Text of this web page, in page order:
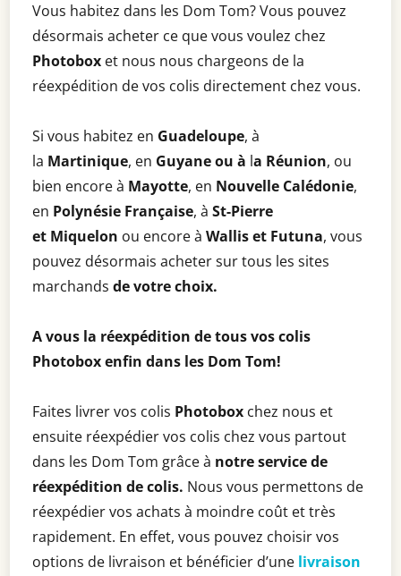
Vous habitez dans les Dom Tom? Vous pouvez
désormais acheter ce que vous voulez chez
Photobox et nous nous chargeons de la
réexpédition de vos colis directement chez vous.
Si vous habitez en Guadeloupe, à
la Martinique, en Guyane ou à la Réunion, ou
bien encore à Mayotte, en Nouvelle Calédonie,
en Polynésie Française, àSt-Pierre
et Miquelon ou encore àWallis et Futuna, vous
pouvez désormais acheter sur tous les sites
marchands de votre choix.
A vous la réexpédition de tous vos colis
Photobox enfin dans les Dom Tom!
Faites livrer vos colis Photobox chez nous et
ensuite réexpédier vos colis chez vous partout
dans les Dom Tom grâce à notre service de
réexpédition de colis. Nous vous permettons de
réexpédier vos achats à moindre coût et très
rapidement. En effet, vous pouvez choisir vos
options de livraison et bénéficier d’une livraison